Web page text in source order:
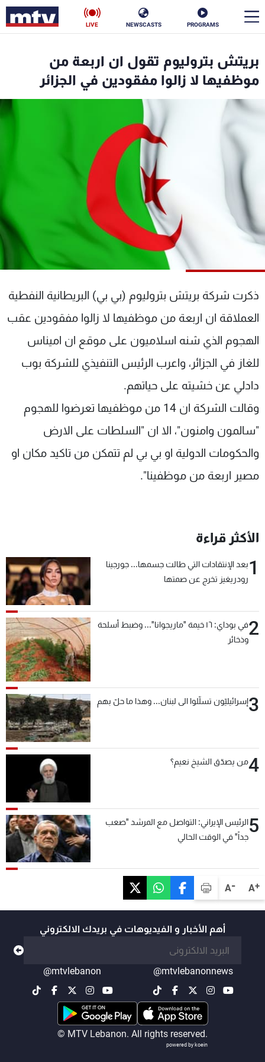
PROGRAMS
NEWSCASTS
LIVE
A+
A-
بريتش بتروليوم تقول ان اربعة من
موظفيها لا زالوا مفقودين في الجزائر
ذكرت شركة بريتش بتروليوم (بي بي) البريطانية النفطية
العملاقة ان اربعة من موظفيها لا زالوا مفقودين عقب
الهجوم الذي شنه اسلاميون على موقع ان اميناس
للغاز في الجزائر، واعرب الرئيس التنفيذي للشركة بوب
دادلي عن خشيته على حياتهم.
وقالت الشركة ان 14 من موظفيها تعرضوا للهجوم
"سالمون وامنون"، الا ان "السلطات على الارض
والحكومات الدولية او بي بي لم تتمكن من تاكيد مكان او
مصير اربعة من موظفينا".
الأكثر قراءة
1بعد الإنتقادات التي طالت جسمها... جورجينا
رودريغيز تخرج عن صمتها
2
في بوداي: ١٦ خيمة "ماريجوانا"... وضبط أسلحة
وذخائر
3إسرائيليّون تسلّلوا الى لبنان... وهذا ما حلّ بهم
4من يصدّق الشيخ نعيم؟
5الرئيس الإيراني: التواصل مع المرشد "صعب
جداً" في الوقت الحالي
أهم الأخبار و الفيديوهات في بريدك الالكتروني
@mtvlebanonnews
@mtvlebanon
© MTV Lebanon. All rights reserved.
powered by koein
الأخبار
سياسة
إقتصاد فن
منوعات رياضة
كأس العالم
البرامج
الترددات
الإنـتـاج
لاعلاناتكم
تواصل معنا
شروط الإسـتخدام
سياسة الخصوصية